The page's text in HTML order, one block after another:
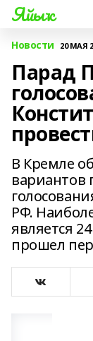
Яйыҡ
Новости 20 МАЯ
Парад
В Кремле
вариантов
РФ.
является
прошел